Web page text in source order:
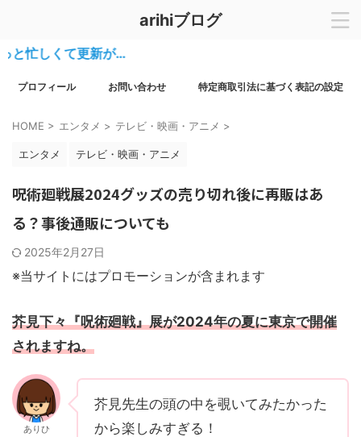
arihiブログ
しくて更新が…
プロフィール お問い合わせ 特定商取引法に基づく表記の設定
HOME > エンタメ > テレビ・映画・アニメ >
エンタメ テレビ・映画・アニメ
呪術廻戦展2024グッズの売り切れ後に再販はあ
る？事後通販についても
2025年2月27日
※当サイトにはプロモーションが含まれます
芥見下々『呪術廻戦』展が2024年の夏に東京で開催
されますね。
ありひ
芥見先生の頭の中を覗いてみたかった
から楽しみすぎる！